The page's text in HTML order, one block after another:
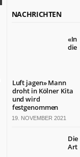
NACHRICHTEN
«In
die
Luft jagen» Mann
droht in Kölner Kita
und wird
festgenommen
19. NOVEMBER 2021
Die
Art